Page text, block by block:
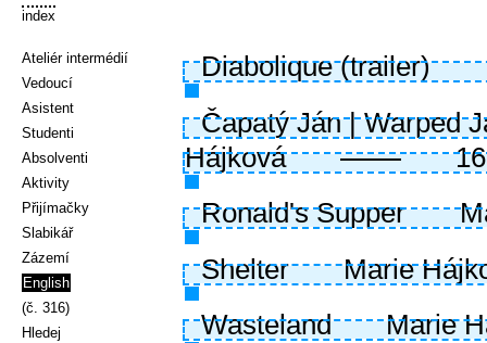
index
Ateliér intermédií
Vedoucí
Asistent
Studenti
Absolventi
Aktivity
Přijímačky
Slabikář
Zázemí
English
(č. 316)
Hledej
Diabolique (trailer)
Čapatý Ján | Warped
Hájková
Ronald's Supper
Shelter
Marie
Wasteland
Marie